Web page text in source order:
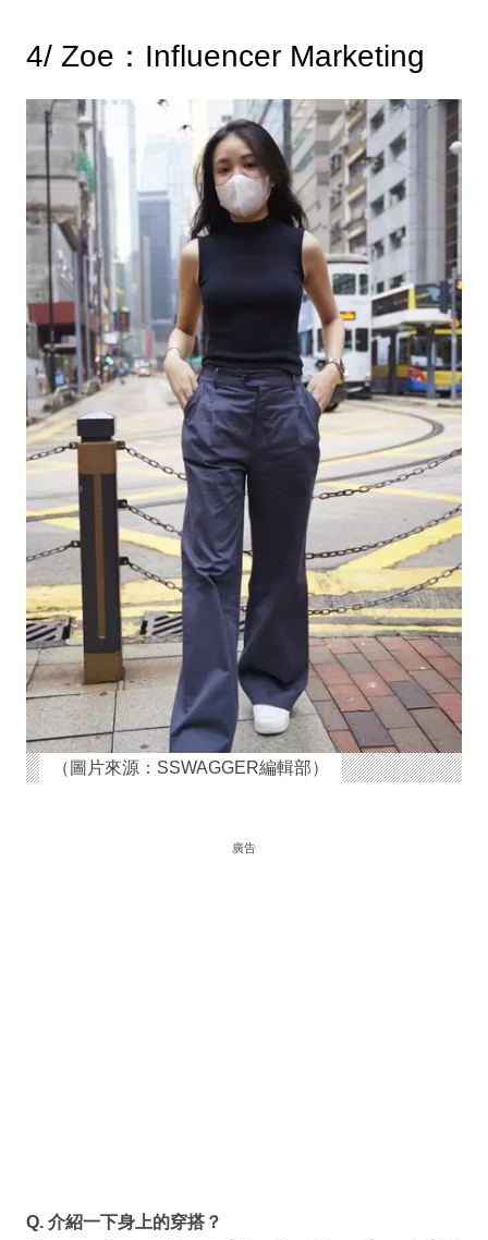
4/ Zoe：Influencer Marketing
（圖片來源：SSWAGGER編輯部）
廣告
Q. 介紹一下身上的穿搭？